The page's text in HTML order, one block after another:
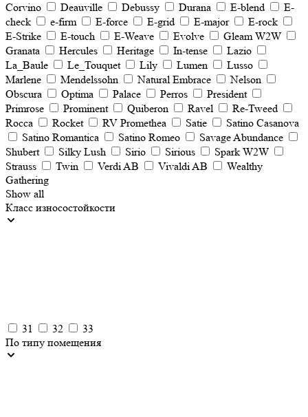
Corvino
Deauville Debussy Durana E-blend
E-
check
e-firm E-force E-grid E-major
E-rock
E-Strike
E-touch E-Weave Evolve
Gleam W2W
Granata
Hercules Heritage In-tense
Lazio
La_Baule
Le_Touquet Lily Lumen
Lusso
Marlene
Mendelssohn Natural Embrace
Nelson
Obscura
Optima Palace Perros
President
Primrose
Prominent Quiberon Ravel
Re-Tweed
Rocca
Rocket RV Promethea Satie
Satino Casanova
Satino Romantica
Satino Romeo
Savage Abundance
Shubert
Silky Lush Sirio Sirious
Spark W2W
Strauss
Twin Verdi AB Vivaldi AB
Wealthy
Gathering
Show all
Класс износостойкости
31 32
33
По типу помещения